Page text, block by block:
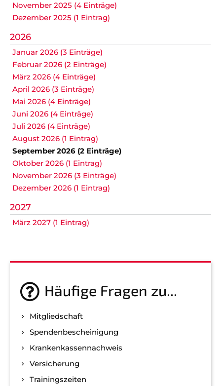
November 2025 (4 Einträge)
Dezember 2025 (1 Eintrag)
2026
Januar 2026 (3 Einträge)
Februar 2026 (2 Einträge)
März 2026 (4 Einträge)
April 2026 (3 Einträge)
Mai 2026 (4 Einträge)
Juni 2026 (4 Einträge)
Juli 2026 (4 Einträge)
August 2026 (1 Eintrag)
September 2026 (2 Einträge)
Oktober 2026 (1 Eintrag)
November 2026 (3 Einträge)
Dezember 2026 (1 Eintrag)
2027
März 2027 (1 Eintrag)
Häufige Fragen zu...
Mitgliedschaft
Spenden­bescheinigung
Kranken­kassen­nachweis
Versicherung
Trainingszeiten